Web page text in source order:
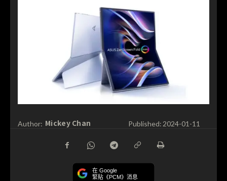
Author: Mickey Chan Published: 2024-01-11
在 Google
緊貼《PCM》消息